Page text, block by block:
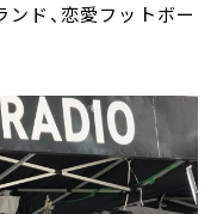
ド、恋愛フットボー